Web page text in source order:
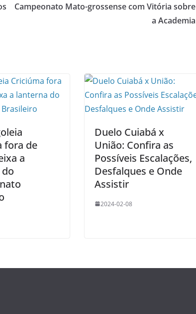
Campeonato Mato-grossense com Vitória sobre
a Academia
fora de
a
Duelo Cuiabá x
União: Confira as
Possíveis Escalações,
Desfalques e Onde
Assistir
2024-02-08